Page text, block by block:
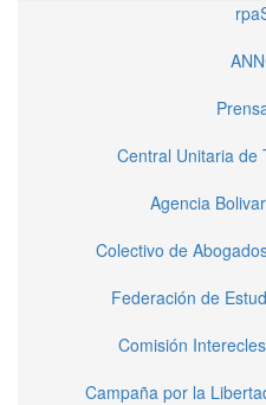
Central Unitaria de
Agencia
Colectivo de
Federación de
Comisión
Campaña por la